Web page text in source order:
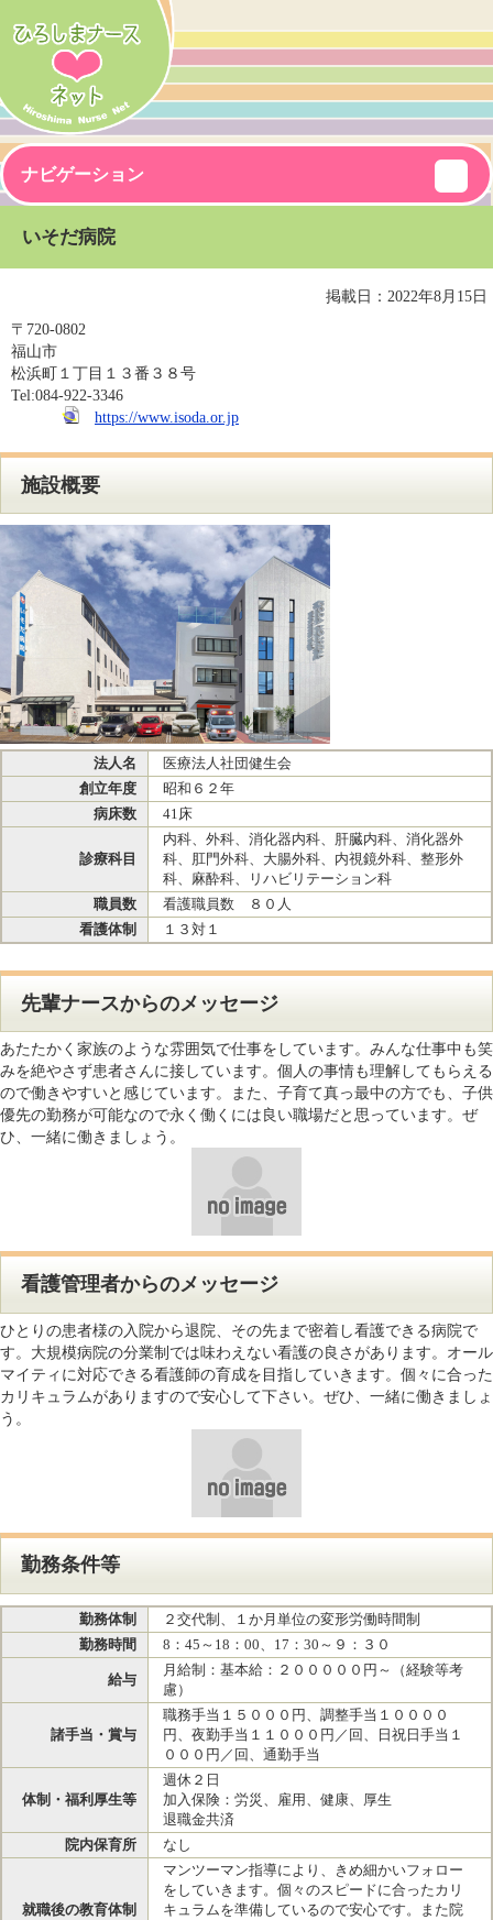
ナビゲーション
いそだ病院
掲載日：2022年8月15日
〒 720-0802
福山市
松浜町１丁目１３番３８号
Tel:084-922-3346
https://www.isoda.or.jp
施設概要
法人名
医療法人社団健生会
創立年度
昭和６２年
病床数
41床
診療科目
内科、外科、消化器内科、肝臓内科、消化器外
科、肛門外科、大腸外科、内視鏡外科、整形外
科、麻酔科、リハビリテーション科
職員数
看護職員数 ８０人
看護体制
１３対１
先輩ナースからのメッセージ
あたたかく家族のような雰囲気で仕事をしています。みんな仕事中も笑
みを絶やさず患者さんに接しています。個人の事情も理解してもらえる
ので働きやすいと感じています。また、子育て真っ最中の方でも、子供
優先の勤務が可能なので永く働くには良い職場だと思っています。ぜ
ひ、一緒に働きましょう。
看護管理者からのメッセージ
ひとりの患者様の入院から退院、その先まで密着し看護できる病院で
す。大規模病院の分業制では味わえない看護の良さがあります。オール
マイティに対応できる看護師の育成を目指していきます。個々に合った
カリキュラムがありますので安心して下さい。ぜひ、一緒に働きましょ
う。
勤務条件等
勤務体制
２交代制、１か月単位の変形労働時間制
勤務時間
8：45～18：00、17：30～９：３０
給与
月給制：基本給：２０００００円～（経験等考
慮）
諸手当・賞与
職務手当１５０００円、調整手当１００００
円、夜勤手当１１０００円／回、日祝日手当１
０００円／回、通勤手当
体制・福利厚生等
週休２日
加入保険：労災、雇用、健康、厚生
退職金共済
院内保育所
なし
就職後の教育体制
マンツーマン指導により、きめ細かいフォロー
をしていきます。個々のスピードに合ったカリ
キュラムを準備しているので安心です。また院